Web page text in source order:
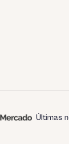
Últimas